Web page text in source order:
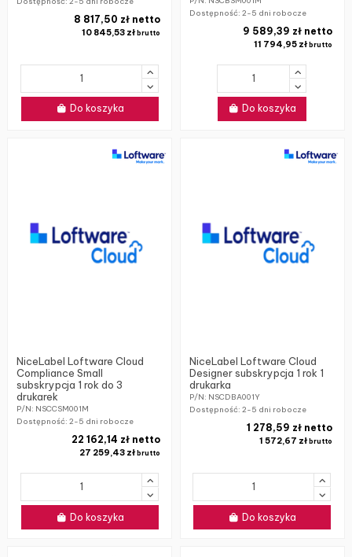
10 845,53 zł brutto
8 817,50 zł netto
Do koszyka
Dostępność: 2-5 dni robocze
11 794,95 złbrutto
9 589,39 zł netto
Do koszyka
NiceLabel Loftware Cloud
Compliance Small
subskrypcja 1 rok do 3
drukarek
P/N: NSCCSM001M
Dostępność:2-5 dni robocze
27 259,43 zł brutto
22 162,14 zł netto
Do koszyka
NiceLabel Loftware Cloud
Designer subskrypcja 1 rok 1
drukarka
P/N: NSCDBA001Y
Dostępność: 2-5 dni robocze
1 572,67 złbrutto
1 278,59 zł netto
Do koszyka